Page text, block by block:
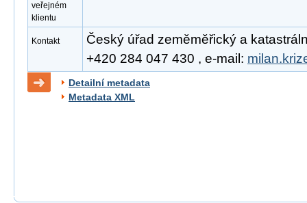
veřejném
klientu
Kontakt
Český úřad zeměměřický a
+420 284 047 430 , e-mail:
Detailní metadata
Metadata XML